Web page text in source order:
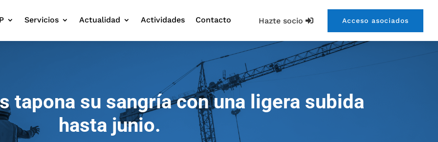
Hazte socio Acceso asociados
Servicios Actualidad Actividades Contacto
tapona su sangría con una ligera subida
hasta junio.